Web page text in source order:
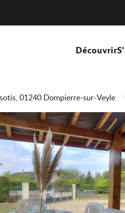
Découvrir
Myosotis
01240 Dompierre-sur-Veyle